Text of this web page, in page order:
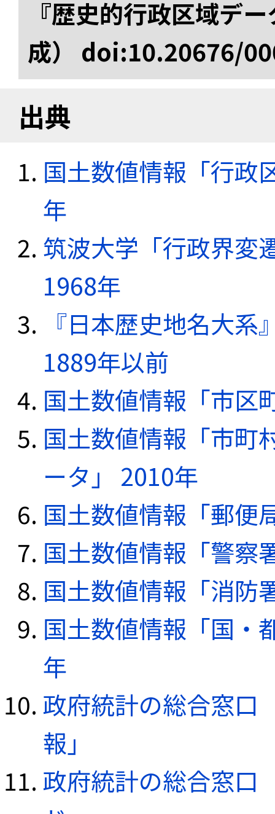
『歴史的行政区域デ
成） doi:10.20676/
出典
国土数値情報「行政
年
筑波大学「行政界変
1968年
『日本歴史地名大
1889年以前
国土数値情報「市区
国土数値情報「市町
ータ」 2010年
国土数値情報「郵便
国土数値情報「警察
国土数値情報「消防
国土数値情報「国・
年
政府統計の総合窓口
報」
政府統計の総合窓口